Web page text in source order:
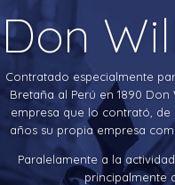
Don
Contratado especialmente
Bretaña al Perú en 1890
empresa que lo contrató, de
años su propia empresa
Paralelamente a la
principalmente